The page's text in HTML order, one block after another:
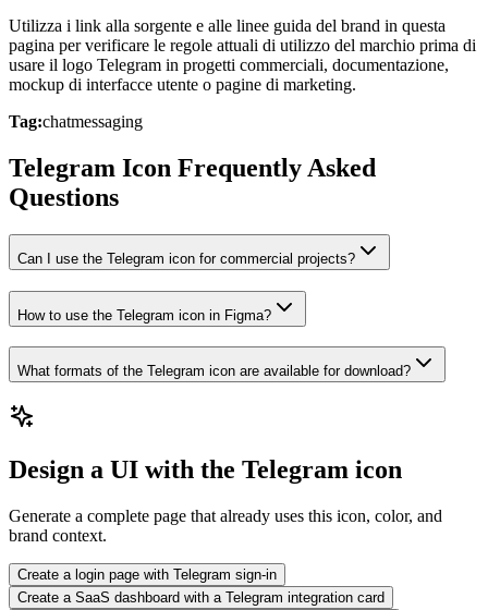
Utilizza i link alla sorgente e alle linee guida del brand in questa
pagina per verificare le regole attuali di utilizzo del marchio prima di
usare il logo Telegram in progetti commerciali, documentazione,
mockup di interfacce utente o pagine di marketing.
Tag:chatmessaging
Telegram Icon Frequently Asked
Questions
Can I use the Telegram icon for commercial projects?
How to use the Telegram icon in Figma?
What formats of the Telegram icon are available for download?
Design a UI with the Telegram icon
Generate a complete page that already uses this icon, color, and
brand context.
Create a login page with Telegram sign-in
Create a SaaS dashboard with a Telegram integration card